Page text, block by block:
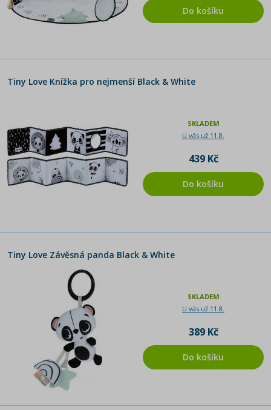
Do košíku
Tiny Love Knížka pro nejmenší Black & White
SKLADEM
U vás už 11.8.
439 Kč
Do košíku
Tiny Love Závěsná panda Black & White
SKLADEM
U vás už 11.8.
389 Kč
Do košíku